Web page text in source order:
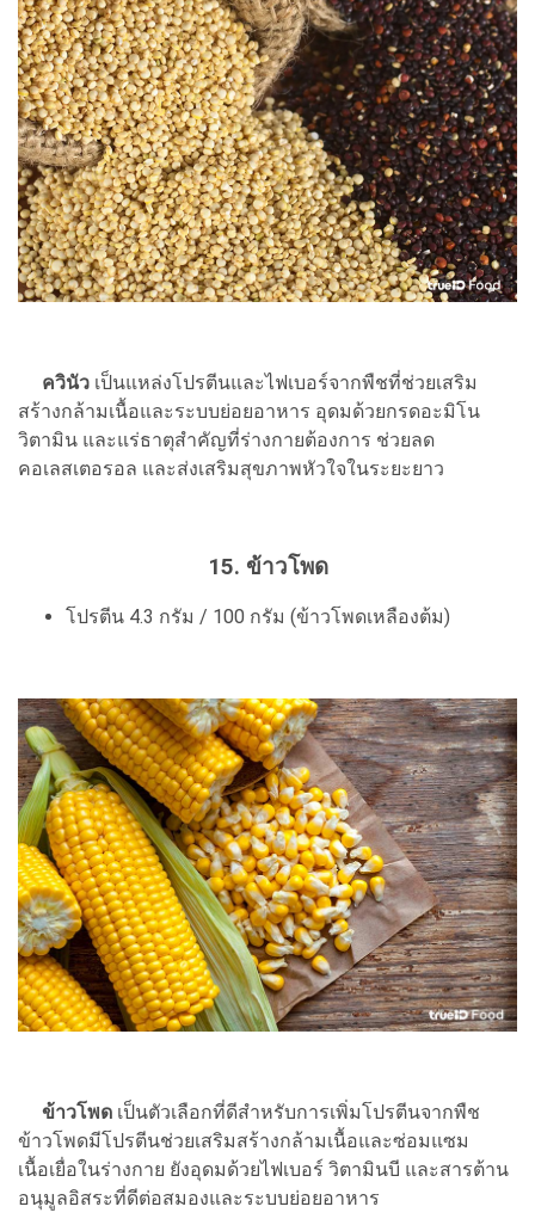
ควินัว เป็นแหล่งโปรตีนและไฟเบอร์จากพืชที่ช่วยเสริม
สร้างกล้ามเนื้อและระบบย่อยอาหาร อุดมด้วยกรดอะมิโน
วิตามิน และแร่ธาตุสำคัญที่ร่างกายต้องการ ช่วยลด
คอเลสเตอรอล และส่งเสริมสุขภาพหัวใจในระยะยาว
15. ข้าวโพด
โปรตีน 4.3 กรัม / 100 กรัม (ข้าวโพดเหลืองต้ม)
ข้าวโพด เป็นตัวเลือกที่ดีสำหรับการเพิ่มโปรตีนจากพืช
ข้าวโพดมีโปรตีนช่วยเสริมสร้างกล้ามเนื้อและซ่อมแซม
เนื้อเยื่อในร่างกาย ยังอุดมด้วยไฟเบอร์ วิตามินบี และสารต้าน
อนุมูลอิสระที่ดีต่อสมองและระบบย่อยอาหาร